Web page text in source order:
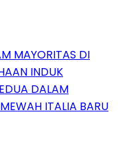
MAYORITAS DI
INDUK
DALAM
ITALIA BARU